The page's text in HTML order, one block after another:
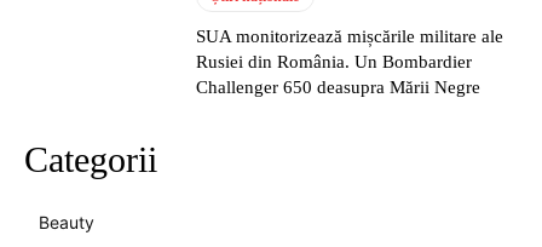
SUA monitorizează mișcările militare ale
Rusiei din România. Un Bombardier
Challenger 650 deasupra Mării Negre
Categorii
Beauty